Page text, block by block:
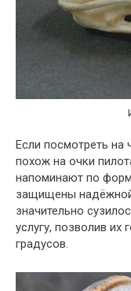
Если посмотреть на
похож на очки
напоминают по
защищены
значительно
услугу, позволив их
градусов.